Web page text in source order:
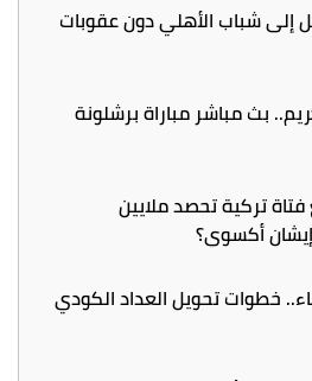
إلى شباب الأهلي دون عقوبات
بث مباشر مباراة برشلونة
تركية تحصد ملايين
أكسوي؟
خطوات تحويل العداد الكودي